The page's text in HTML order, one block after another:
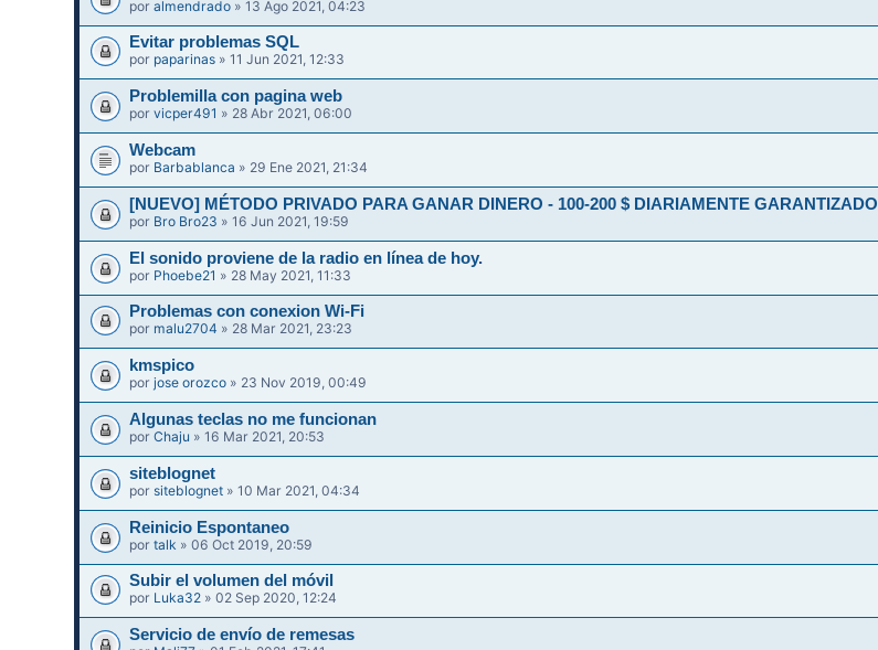
poralmendrado » 13 Ago 2021, 04:23
Evitar problemas SQL
por paparinas » 11 Jun 2021, 12:33
Problemilla con pagina web
porvicper491 » 28 Abr 2021, 06:00
Webcam
por Barbablanca » 29 Ene 2021, 21:34
[NUEVO] MÉTODO PRIVADO PARA GANAR DINERO - 100-200 $ DIARIAMENTE GARANTIZADO
por Bro Bro23 » 16 Jun 2021, 19:59
El sonido proviene de la radio en línea de hoy.
por Phoebe21 » 28 May 2021, 11:33
Problemas con conexion Wi-Fi
por malu2704 » 28 Mar 2021, 23:23
kmspico
porjose orozco » 23 Nov 2019, 00:49
Algunas teclas no me funcionan
porChaju » 16 Mar 2021, 20:53
siteblognet
porsiteblognet » 10 Mar 2021, 04:34
Reinicio Espontaneo
portalk » 06 Oct 2019, 20:59
Subir el volumen del móvil
por Luka32 » 02 Sep 2020, 12:24
Servicio de envío de remesas